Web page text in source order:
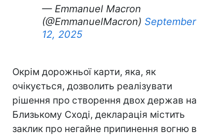
— Emmanuel Macron
(@EmmanuelMacron) September
12, 2025
Окрім дорожньої карти, яка, як
очікується, дозволить реалізувати
рішення про створення двох держав на
Близькому Сході, декларація містить
заклик про негайне припинення вогню в